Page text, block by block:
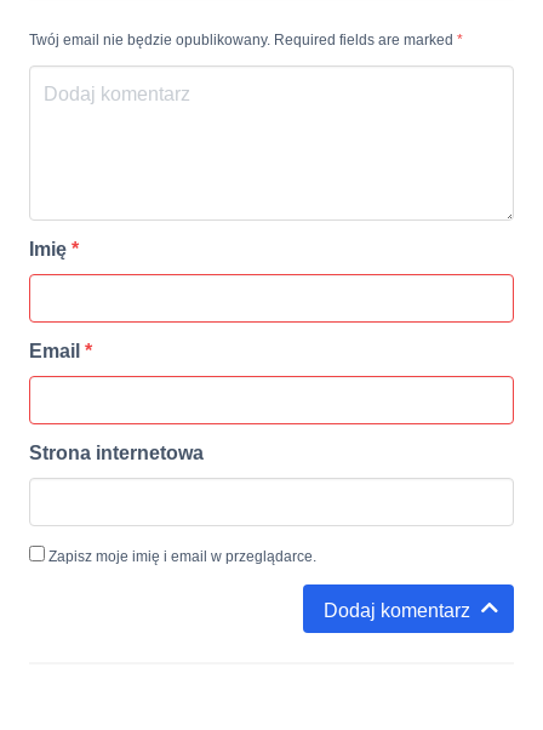
Twój email nie będzie opublikowany. Required fields are marked *
Imię *
Email *
Strona internetowa
Zapisz moje imię i email w przeglądarce.
Dodaj komentarz